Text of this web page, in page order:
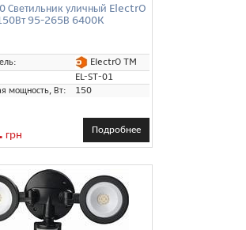
Светильник уличный ElectrO
95-265В 6400K
ElectrO TM
EL-ST-01
мощность, Вт:
150
грн Подробнее